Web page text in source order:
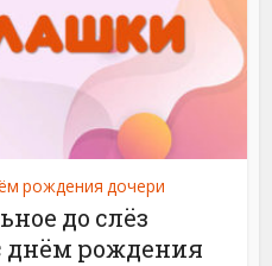
рождения дочери
до слёз
днём рождения